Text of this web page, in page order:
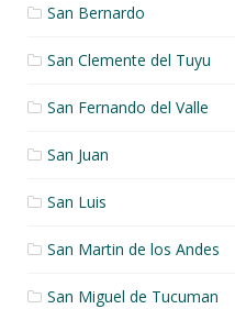
San Bernardo
San Clemente del Tuyu
San Fernando del Valle
San Juan
San Luis
San Martin de los Andes
San Miguel de Tucuman